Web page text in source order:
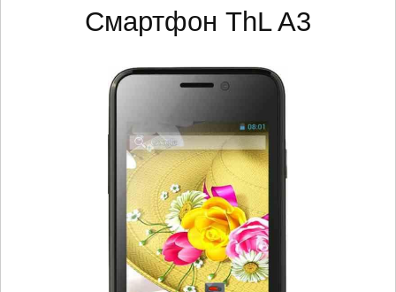
Смартфон ThL A3